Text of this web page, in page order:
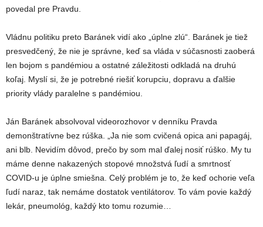
povedal pre Pravdu.
Vládnu politiku preto Baránek vidí ako „úplne zlú“. Baránek je tiež
presvedčený, že nie je správne, keď sa vláda v súčasnosti zaoberá
len bojom s pandémiou a ostatné záležitosti odkladá na druhú
koľaj. Myslí si, že je potrebné riešiť korupciu, dopravu a ďalšie
priority vlády paralelne s pandémiou.
Ján Baránek absolvoval videorozhovor v denníku Pravda
demonštratívne bez rúška. „Ja nie som cvičená opica ani papagáj,
ani blb. Nevidím dôvod, prečo by som mal ďalej nosiť rúško. My tu
máme denne nakazených stopové množstvá ľudí a smrtnosť
COVID-u je úplne smiešna. Celý problém je to, že keď ochorie veľa
ľudí naraz, tak nemáme dostatok ventilátorov. To vám povie každý
lekár, pneumológ, každý kto tomu rozumie…